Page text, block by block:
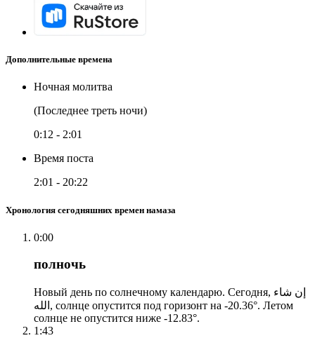
Дополнительные времена
Ночная молитва
(Последнее треть ночи)
0:12 - 2:01
Время поста
2:01 - 20:22
Хронология сегодняшних времен намаза
0:00
полночь
Новый день по солнечному календарю. Сегодня, إن شاء
الله, солнце опустится под горизонт на -20.36°. Летом
солнце не опустится ниже -12.83°.
1:43